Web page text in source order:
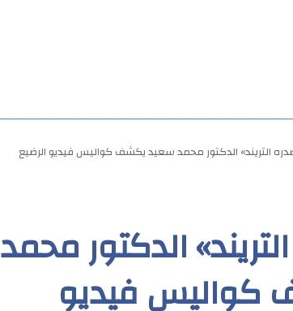
التريند» الدكتور محمد سعيد يكشف كواليس فيديو الرضيع
الدكتور محمد
فيديو